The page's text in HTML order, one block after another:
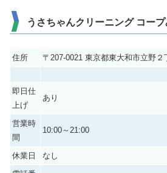
うさちゃんクリーニング コー
住所 〒207-0021 東京都東大和市立野２
即日仕
上げ
あり
営業時
間
10:00～21:00
休業日
なし